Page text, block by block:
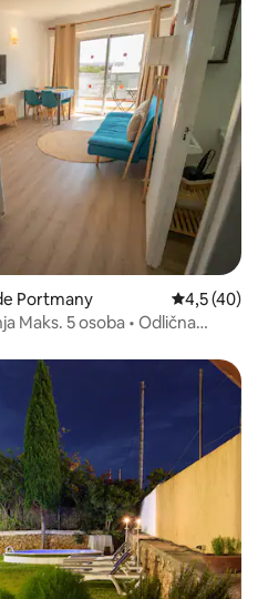
Portmany Prosječna
4,5 (40)
Maks. 5 osoba • Odlična